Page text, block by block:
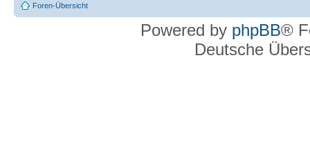
Foren-Übersicht
Powered by phpBB®
Deutsche